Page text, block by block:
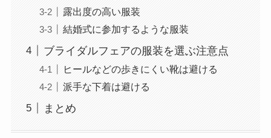
露出度の高い服装
結婚式に参加するような服装
ブライダルフェアの服装を選ぶ注意点
ヒールなどの歩きにくい靴は避ける
派手な下着は避ける
まとめ